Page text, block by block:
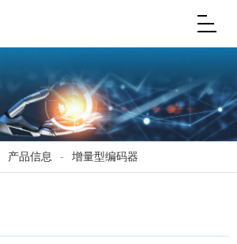
产品信息 - 增量型编码器